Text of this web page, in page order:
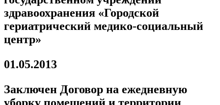
здравоохранения «Городской
гериатрический медико-социальный
центр»
01.05.2013
Заключен Договор на ежедневную
уборку помещений и территории